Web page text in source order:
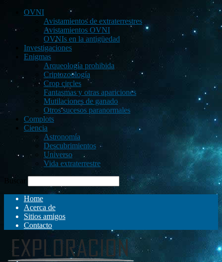
OVNI
Avistamientos de extraterrestres
Avistamientos OVNI
OVNIs en la antigüedad
Investigaciones
Enigmas
Arqueología prohibida
Criptozoología
Crop circles
Fantasmas y otras apariciones
Mutilaciones de ganado
Otros sucesos paranormales
Complots
Ciencia
Astronomía
Descubrimientos
Universo
Vida extraterrestre
Buscar
Home
Acerca de
Sitios amigos
Contacto